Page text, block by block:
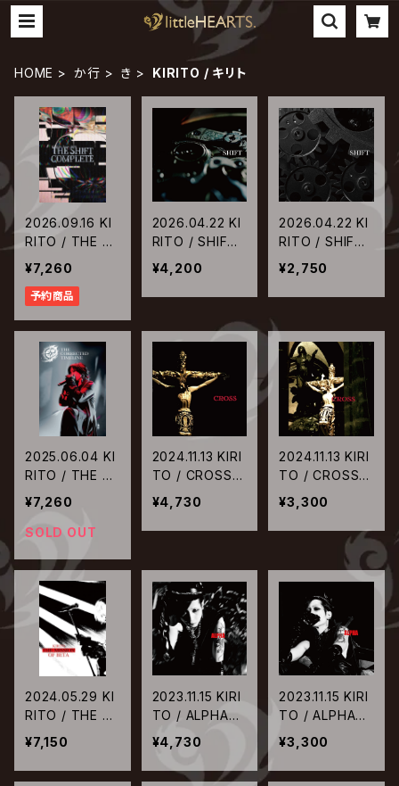
HOME か行 き KIRITO / キリト
2026.09.16 KI
RITO / THE S
HIFT COMPLE
TE【通常盤】
¥7,260
予約商品
2026.04.22 KI
RITO / SHIFT
【初回限定生産
盤】
¥4,200
2026.04.22 KI
RITO / SHIFT
【通常盤】
¥2,750
2025.06.04 KI
RITO / THE C
ORRECTED TI
MELINE【通常
盤】
¥7,260
SOLD OUT
2024.11.13 KIRI
TO / CROSS
【初回限定生産
盤】
¥4,730
2024.11.13 KIRI
TO / CROSS
【通常盤】
¥3,300
2024.05.29 KI
RITO / THE MI
SSION OF BET
A【通常盤】
¥7,150
2023.11.15 KIRI
TO / ALPHA
【初回生産限定
盤】
¥4,730
2023.11.15 KIRI
TO / ALPHA
【通常盤】
¥3,300